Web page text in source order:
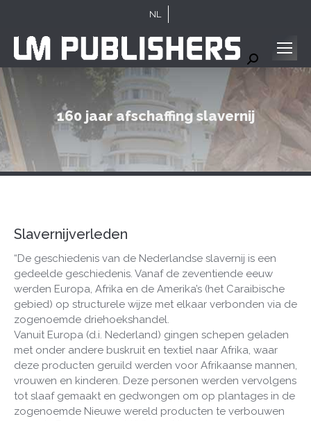
NL
Search:
160 jaar afschaffing slavernij
Slavernijverleden
“De geschiedenis van de Nederlandse slavernij is een
gedeelde geschiedenis. Vanaf de zeventiende eeuw
werden Europa, Afrika en de Amerika’s (het Caraibische
gebied) op structurele wijze met elkaar verbonden via de
zogenoemde driehoekshandel.
Vanuit Europa (d.i. Nederland) gingen schepen geladen
met onder andere buskruit en textiel naar Afrika, waar
deze producten geruild werden voor Afrikaanse mannen,
vrouwen en kinderen. Deze personen werden vervolgens
tot slaaf gemaakt en gedwongen om op plantages in de
zogenoemde Nieuwe wereld producten te verbouwen